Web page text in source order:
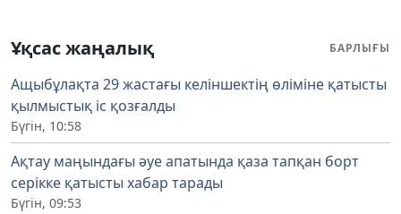
Ұқсас жаңалық БАРЛЫҒЫ
Ащыбұлақта 29 жастағы келіншектің өліміне қатысты
қылмыстық іс қозғалды
Бүгін, 10:58
Ақтау маңындағы әуе апатында қаза тапқан борт
серікке қатысты хабар тарады
Бүгін, 09:53